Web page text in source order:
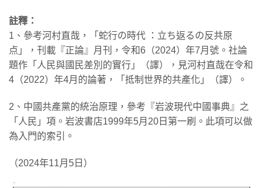
註釋：
1、參考河村直哉，「蛇行の時代 ：立ち返るの反共原
点」，刊載『正論』月刊，令和6（2024）年7月號。社論
題作「人民與國民差別的實行」（譯），見河村直哉在令和
4（2022）年4月的論著，「抵制世界的共產化」（譯）。
2、中國共產黨的統治原理，參考『岩波現代中國事典』之
「人民」項。岩波書店1999年5月20日第一刷。此項可以做
為入門的索引。
（2024年11月5日）